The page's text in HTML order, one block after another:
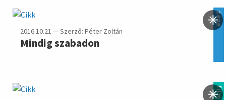
zene
2016.10.21 — Szerző: Péter Zoltán
Mindig szabadon
film